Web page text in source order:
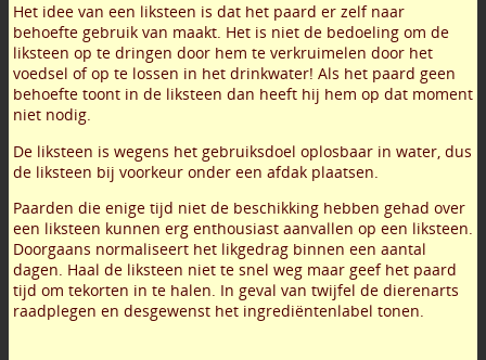
Het idee van een liksteen is dat het paard er zelf naar
behoefte gebruik van maakt. Het is niet de bedoeling om de
liksteen op te dringen door hem te verkruimelen door het
voedsel of op te lossen in het drinkwater! Als het paard geen
behoefte toont in de liksteen dan heeft hij hem op dat moment
niet nodig.
De liksteen is wegens het gebruiksdoel oplosbaar in water, dus
de liksteen bij voorkeur onder een afdak plaatsen.
Paarden die enige tijd niet de beschikking hebben gehad over
een liksteen kunnen erg enthousiast aanvallen op een liksteen.
Doorgaans normaliseert het likgedrag binnen een aantal
dagen. Haal de liksteen niet te snel weg maar geef het paard
tijd om tekorten in te halen. In geval van twijfel de dierenarts
raadplegen en desgewenst het ingrediëntenlabel tonen.